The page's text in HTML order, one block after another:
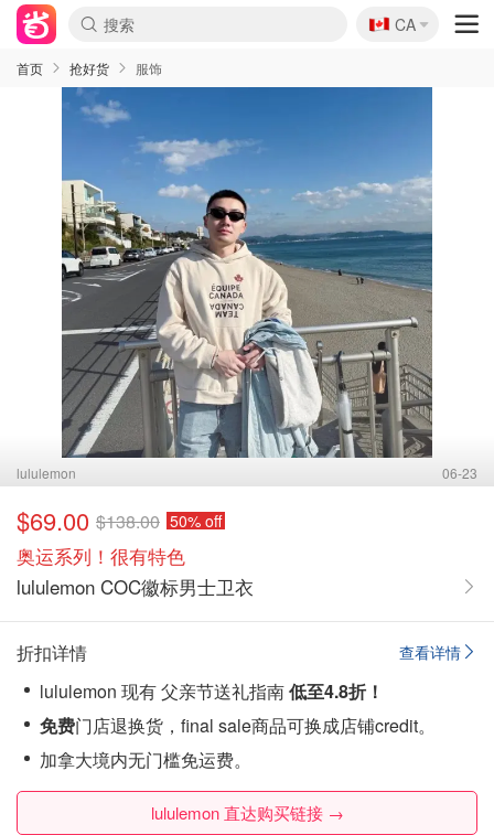
🇨🇦
CA
首页 抢好货 服饰
lululemon 06-23
$69.00 $138.00 50% off
奥运系列！很有特色
lululemon COC徽标男士卫衣
查看详情
折扣详情
lululemon 现有 父亲节送礼指南低至4.8折！
免费门店退换货，final sale商品可换成店铺credit。
加拿大境内无门槛免运费。
lululemon 直达购买链接 →